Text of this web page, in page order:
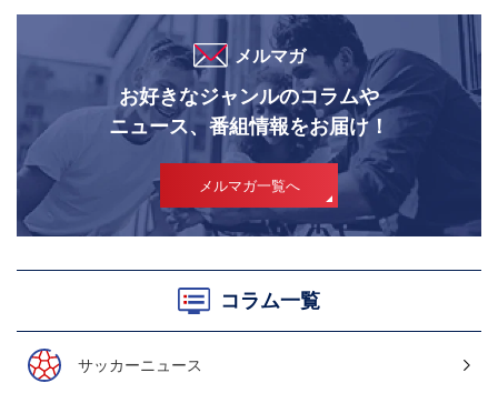
メルマガ
お好きなジャンルのコラムや
ニュース、番組情報をお届け！
メルマガ一覧へ
コラム一覧
サッカーニュース